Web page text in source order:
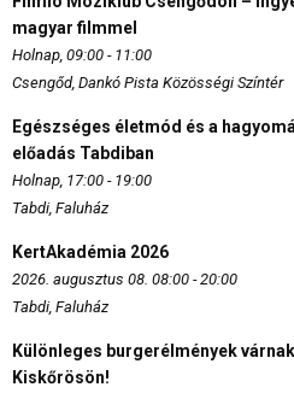
magyar filmmel
Holnap, 09:00 - 11:00
Csengőd, Dankó Pista Közösségi Színtér
Egészséges életmód és a
előadás Tabdiban
Holnap, 17:00 - 19:00
Tabdi, Faluház
KertAkadémia 2026
2026. augusztus 08. 08:00 - 20:00
Tabdi, Faluház
Különleges burgerélmények
Kiskőrösön!